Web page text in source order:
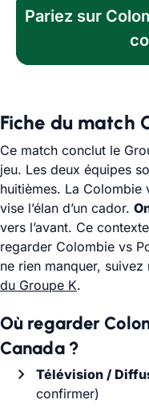
Pariez sur
Fiche du match
Ce match conclut le
jeu. Les deux équipes
huitièmes. La Colombie
vise l’élan d’un cador.
vers l’avant. Ce
regarder Colombie vs
ne rien manquer, suivez
du Groupe K.
Où regarder
Canada ?
Télévision /
confirmer)